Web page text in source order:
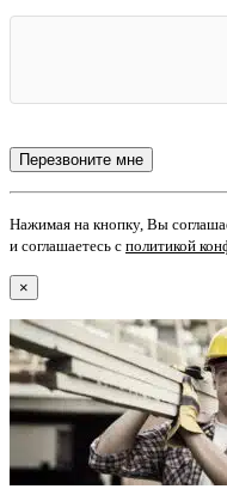
Нажимая на кнопку, Вы
и соглашаетесь с политикой
×